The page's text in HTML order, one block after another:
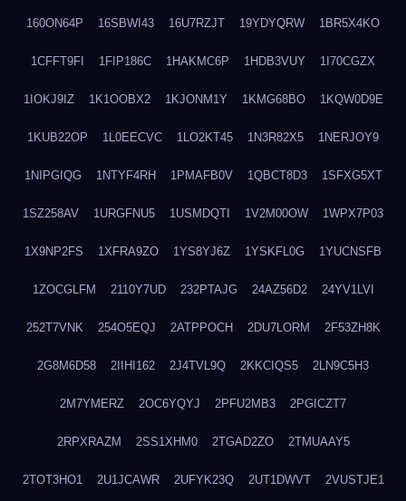
160ON64P 16SBWI43 16U7RZJT 19YDYQRW 1BR5X4KO
1CFFT9FI 1FIP186C 1HAKMC6P 1HDB3VUY 1I70CGZX
1IOKJ9IZ 1K1OOBX2 1KJONM1Y 1KMG68BO 1KQW0D9E
1KUB22OP 1L0EECVC 1LO2KT45 1N3R82X5 1NERJOY9
1NIPGIQG 1NTYF4RH 1PMAFB0V 1QBCT8D3 1SFXG5XT
1SZ258AV 1URGFNU5 1USMDQTI 1V2M00OW 1WPX7P03
1X9NP2FS 1XFRA9ZO 1YS8YJ6Z 1YSKFL0G 1YUCNSFB
1ZOCGLFM 2110Y7UD 232PTAJG 24AZ56D2 24YV1LVI
252T7VNK 254O5EQJ 2ATPPOCH 2DU7LORM 2F53ZH8K
2G8M6D58 2IIHI162 2J4TVL9Q 2KKCIQS5 2LN9C5H3
2M7YMERZ 2OC6YQYJ 2PFU2MB3 2PGICZT7
2RPXRAZM 2SS1XHM0 2TGAD2ZO 2TMUAAY5
2TOT3HO1 2U1JCAWR 2UFYK23Q 2UT1DWVT 2VUSTJE1